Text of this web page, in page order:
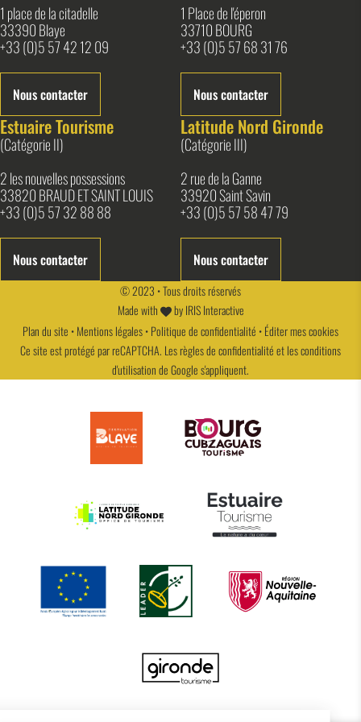
1 place de la citadelle
33390 Blaye
+33 (0)5 57 42 12 09
Nous contacter
1 Place de l'éperon
33710 BOURG
+33 (0)5 57 68 31 76
Nous contacter
Estuaire Tourisme
(Catégorie II)
2 les nouvelles possessions
33820 BRAUD ET SAINT LOUIS
+33 (0)5 57 32 88 88
Nous contacter
Latitude Nord Gironde
(Catégorie III)
2 rue de la Ganne
33920 Saint Savin
+33 (0)5 57 58 47 79
Nous contacter
© 2023 • Tous droits réservés
Made with
byIRIS Interactive
Plan du site •Mentions légales•Politique de confidentialité •Éditer mes cookies
Ce site est protégé par reCAPTCHA. Lesrègles de confidentialitéet lesconditions
d'utilisationde Google s'appliquent.